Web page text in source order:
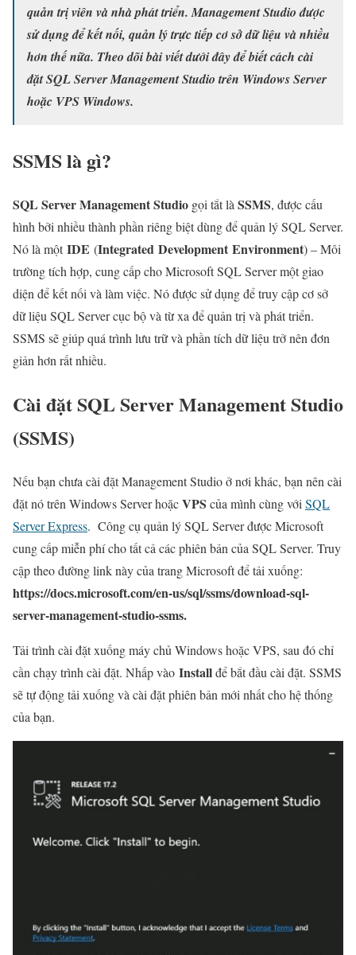
quản trị viên và nhà phát triển. Management Studio được
sử dụng để kết nối, quản lý trực tiếp cơ sở dữ liệu và nhiều
hơn thế nữa. Theo dõi bài viết dưới đâyđể biết cách cài
đặt SQL Server Management Studio trên Windows Server
hoặc VPS Windows.
SSMS là gì?
SQL Server Management Studio gọi tắt làSSMS, được cấu
hình bởi nhiều thành phần riêng biệt dùng để quản lý SQL Server.
Nó là mộtIDE (Integrated Development Environment) – Môi
trường tích hợp, cung cấp cho Microsoft SQL Server một giao
diện để kết nối và làm việc. Nó được sử dụng để truy cập cơ sở
dữ liệu SQL Server cục bộ và từ xa để quản trị và phát triển.
SSMS sẽ giúp quá trình lưu trữ và phần tích dữ liệu trở nên đơn
giản hơn rất nhiều.
Cài đặt SQL Server Management Studio
(SSMS)
Nếu bạn chưa cài đặt Management Studio ở nơi khác, bạn nên cài
đặt nó trên Windows Server hoặcVPS của mình cùng với SQL
Server Express. Công cụ quản lý SQL Server được Microsoft
cung cấp miễn phí cho tất cả các phiên bản của SQL Server. Truy
cập theo đường link này của trang Microsoft để tải xuống:
https://docs.microsoft.com/en-us/sql/ssms/download-sql-
server-management-studio-ssms.
Tải trình cài đặt xuống máy chủ Windows hoặc VPS, sau đó chỉ
cần chạy trình cài đặt. Nhấp vào Installđể bắt đầu cài đặt. SSMS
sẽ tự động tải xuống và cài đặt phiên bản mới nhất cho hệ thống
của bạn.